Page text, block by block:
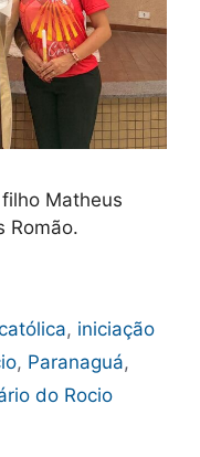
Matheus
Romão.
, iniciação
, Paranaguá,
do Rocio